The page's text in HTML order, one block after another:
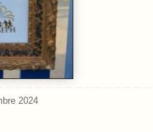
2024